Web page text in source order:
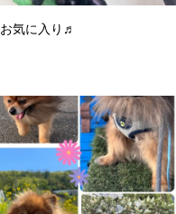
お気に入り♬